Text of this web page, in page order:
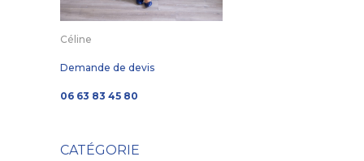
Céline
Demande de devis
06 63 83 45 80
CATÉGORIE